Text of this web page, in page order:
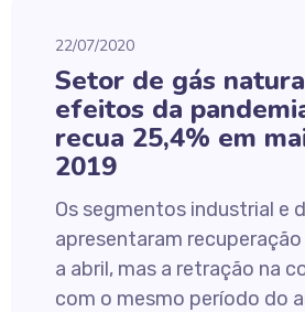
22/07/2020
Setor de gás
efeitos da
recua 25,4% em
2019
Os segmentos industrial e
apresentaram
a abril, mas a retração na
com o mesmo período do